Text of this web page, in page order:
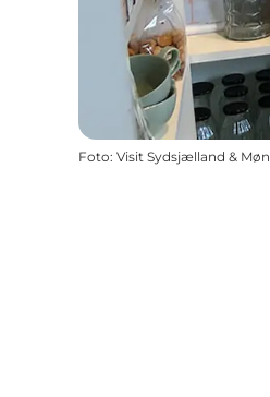
Foto: Visit Sydsjælland & Møn